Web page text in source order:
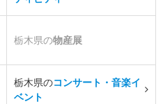
栃木県の物産展
栃木県のコンサート・音楽イ
ベント